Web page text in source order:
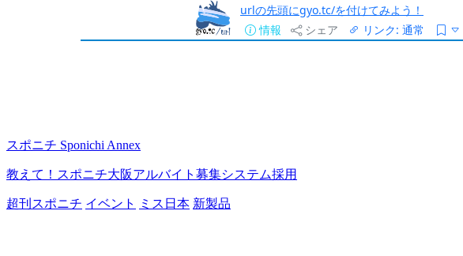
urlの先頭にgyo.tc/を付けてみよう！
情報
シェア リンク: 通常